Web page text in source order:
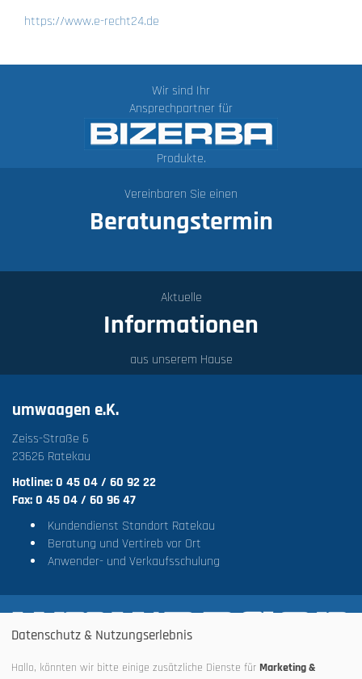
https://www.e-recht24.de
Wir sind Ihr
Ansprechpartner für
Produkte.
Vereinbaren Sie einen
Beratungstermin
Aktuelle
Informationen
aus unserem Hause
umwaagen e.K.
Zeiss-Straße 6
23626 Ratekau
Hotline: 0 45 04 / 60 92 22
Fax: 0 45 04 / 60 96 47
Kundendienst Standort Ratekau
Beratung und Vertireb vor Ort
Anwender- und Verkaufsschulung
Impressum
Datenschutz & Nutzungserlebnis
Hallo, könnten wir bitte einige zusätzliche Dienste für Marketing &